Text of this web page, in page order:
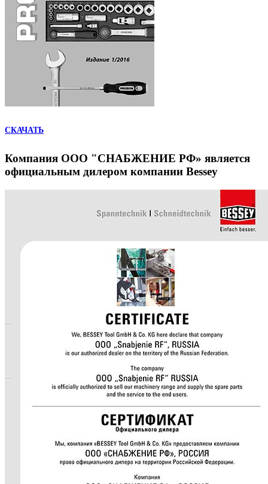
СКАЧАТЬ
Компания ООО "СНАБЖЕНИЕ РФ» является
официальным дилером компании Bessey